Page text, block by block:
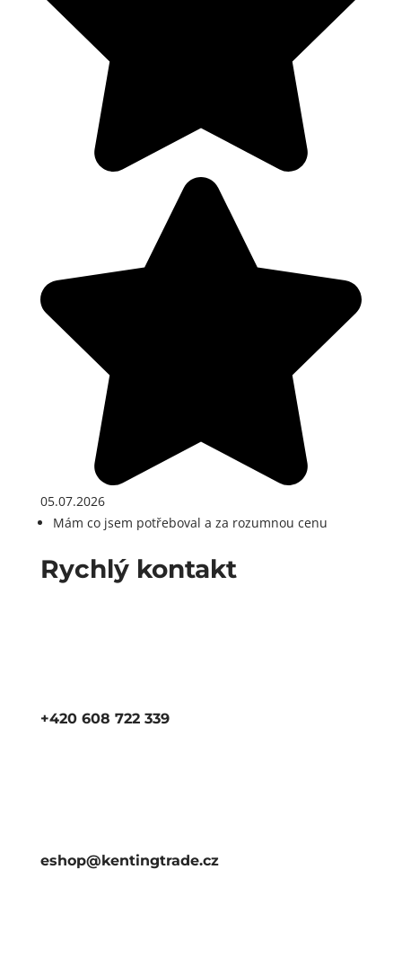
05.07.2026
Mám co jsem potřeboval a za rozumnou cenu
Rychlý kontakt
+420 608 722 339
eshop@kentingtrade.cz